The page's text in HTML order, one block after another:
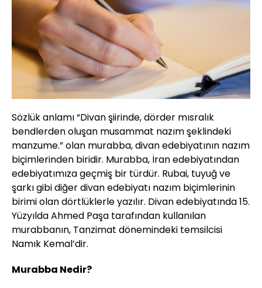
Sözlük anlamı “Divan şiirinde, dörder mısralık
bendlerden oluşan musammat nazım şeklindeki
manzume.” olan murabba, divan edebiyatının nazım
biçimlerinden biridir. Murabba, İran edebiyatından
edebiyatımıza geçmiş bir türdür. Rubai, tuyuğ ve
şarkı gibi diğer divan edebiyatı nazım biçimlerinin
birimi olan dörtlüklerle yazılır. Divan edebiyatında 15.
Yüzyılda Ahmed Paşa tarafından kullanılan
murabbanın, Tanzimat dönemindeki temsilcisi
Namık Kemal’dir.
Murabba Nedir?